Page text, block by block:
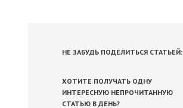
НЕ ЗАБУДЬ ПОДЕЛИТЬСЯ СТАТЬЕЙ:
ХОТИТЕ ПОЛУЧАТЬ ОДНУ
ИНТЕРЕСНУЮ НЕПРОЧИТАННУЮ
СТАТЬЮ В ДЕНЬ?